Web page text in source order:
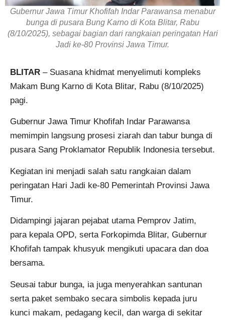
Gubernur Jawa Timur Khofifah Indar Parawansa menabur
bunga di pusara Bung Karno di Kota Blitar, Rabu
(8/10/2025), sebagai bagian dari rangkaian peringatan Hari
Jadi ke-80 Provinsi Jawa Timur.
BLITAR – Suasana khidmat menyelimuti kompleks
Makam Bung Karno di Kota Blitar, Rabu (8/10/2025)
pagi.
Gubernur Jawa Timur Khofifah Indar Parawansa
memimpin langsung prosesi ziarah dan tabur bunga di
pusara Sang Proklamator Republik Indonesia tersebut.
Kegiatan ini menjadi salah satu rangkaian dalam
peringatan Hari Jadi ke-80 Pemerintah Provinsi Jawa
Timur.
Didampingi jajaran pejabat utama Pemprov Jatim,
para kepala OPD, serta Forkopimda Blitar, Gubernur
Khofifah tampak khusyuk mengikuti upacara dan doa
bersama.
Seusai tabur bunga, ia juga menyerahkan santunan
serta paket sembako secara simbolis kepada juru
kunci makam, pedagang kecil, dan warga di sekitar